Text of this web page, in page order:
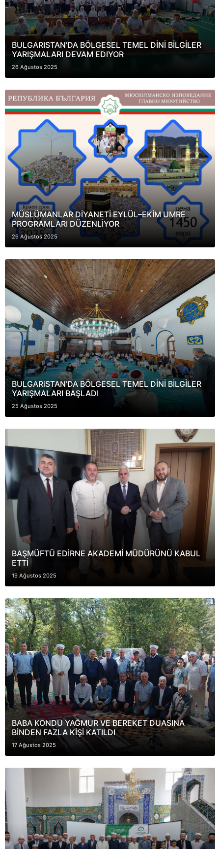
BULGARISTAN’DA BÖLGESEL TEMEL DİNİ BİLGİLER
YARIŞMALARI DEVAM EDIYOR
26 Ağustos 2025
MÜSLÜMANLAR DİYANETİ EYLÜL–EKİM UMRE
PROGRAMLARI DÜZENLİYOR
26 Ağustos 2025
BULGARiSTAN’DA BÖLGESEL TEMEL DİNİ BİLGİLER
YARIŞMALARI BAŞLADI
25 Ağustos 2025
BAŞMÜFTÜ EDİRNE АKADEMİ MÜDÜRÜNÜ KABUL
ETTİ
19 Ağustos 2025
BABA KONDU YAĞMUR VE BEREKET DUASINA
BİNDEN FAZLA KİŞİ KATILDI
17 Ağustos 2025